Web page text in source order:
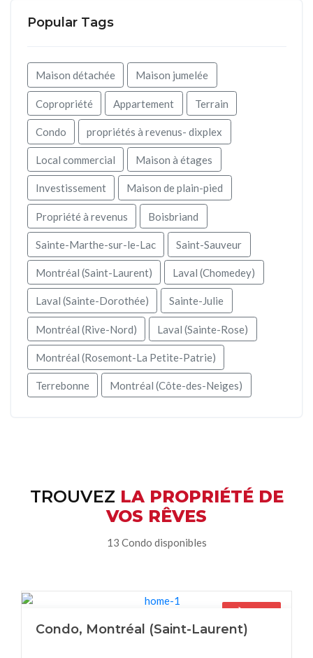
Popular Tags
Maison détachée Maison jumelée
Copropriété Appartement Terrain
Condo propriétés à revenus- dixplex
Local commercial Maison à étages
Investissement Maison de plain-pied
Propriété à revenus Boisbriand
Sainte-Marthe-sur-le-Lac Saint-Sauveur
Montréal (Saint-Laurent) Laval (Chomedey)
Laval (Sainte-Dorothée) Sainte-Julie
Montréal (Rive-Nord) Laval (Sainte-Rose)
Montréal (Rosemont-La Petite-Patrie)
Terrebonne Montréal (Côte-des-Neiges)
TROUVEZ LA PROPRIÉTÉ DE
VOS RÊVES
13 Condo disponibles
Condo, Montréal (Saint-Laurent)